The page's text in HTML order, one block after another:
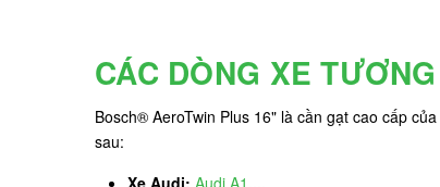
CÁC DÒNG XE
Bosch® AeroTwin Plus 16" là cần gạt cao cấp của
sau:
Xe Audi: Audi A1 ,...